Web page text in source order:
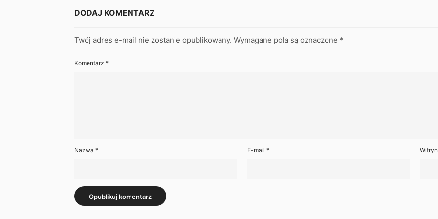
DODAJ KOMENTARZ
Twój adres e-mail nie zostanie opublikowany. Wymagane pola są oznaczone *
Komentarz *
Nazwa * E-mail *